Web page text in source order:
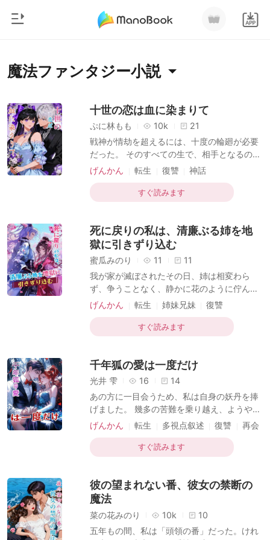
閲覧履歴
ログアウトします
ホームページ
都市
恋愛
人狼
月ランキング
短編傑作
魔法ファンタジー小説
十世の恋は血に染まりて
ぷに林もも 10k
21
戦神が情劫を超えるには、十度の輪廻が必要
だった。 そのすべての生で、相手となるのは
決まって私だった。 彼は司命仙君の庇護を受
毎回彼に殺され、愛という名の試練に弄ばれ
続けた。 最後の世では、一族を皆殺しにさ
を滲ませながら、吐き出した言葉は凍りつく
ほど冷たい。 「凡人は我らの情劫のための道
具にすぎぬ。選ばれたことを光栄に思え」 魂
う。 神剣に封じられた彼は、私を見ると目を
輝かせた。 「この剣を抜けるなら、おまえを
蘇らせ、復
げんかん 転生 復讐
神話
魔法ファンタジー
古代
すぐ読みます
死に戻りの私は、清廉ぶる姉を地
獄に引きずり込む
蜜瓜みのり 11
11
我が家が滅ぼされたその日、姉は相変わら
ず、争うことなく、静かに花のように佇んで
いた。 仙山の掌門に見初められる幸運に恵ま
と、私の代わりに断った。 「父母の亡骸がま
だ冷めぬうちに、どうしてそんな非情で義理
に……」 その一言で、私は掌門に「親を敬わ
ぬ者」と見なされた。 一方で、姉は情に厚く
で最後の弟子に迎えられた。仙門へと連れて
行かれ、三年の喪が明けた後に正式な弟子と
しての儀式を執り行うこととなった。 ――三
年後。その拜師礼の最中、私と姉は共に魔族
の手
げんかん 転生 姉妹兄妹
復讐
師弟関係
魔法ファンタジー
すぐ読みます
千年狐の愛は一度だけ
光井 雫 16
14
あの方に一目会うため、私は自身の妖丹を捧
げました。 幾多の苦難を乗り越え、ようやく
お会いすることができたのです。 しかし、彼
執着を断ち切り、悟りを得て仙人となりまし
場に囚われ続けています。 私は彼に、その執
着を手放すよう諭すのです。
げんかん 転生 多視点叙述 復讐
再会
魔法ファンタジー
すぐ読みます
彼の望まれない番、彼女の禁断の
魔法
菜の花みのり 10k
10
五年もの間、私は「頭領の番」だった。けれ